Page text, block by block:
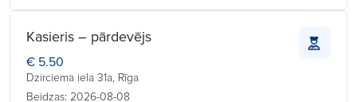
Kasieris – pārdevējs
€ 5.50
Dzirciema iela 31a, Rīga
Beidzas: 2026-08-08